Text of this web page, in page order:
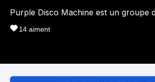
Purple Disco Machine est un groupe
14 aiment